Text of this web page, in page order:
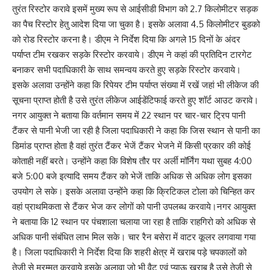
तुरंत रिस्टोर करावे इसमें मुख्य रूप से आईसीडी विभाग को 2.7 किलोमीटर सड़क
का पैच रिस्टोर हेतु आदेश दिया जा चुका है। इसके अलावा 4.5 किलोमीटर बुडको
को रोड रिस्टोर करना है। डीएम ने निर्देश दिया कि अगले 15 दिनों के अंदर
पर्याप्त टीम रखकर सड़के रिस्टोर करवाये। डीएम ने कहां की प्रतिदिन टारगेट
बनाकर सभी पदाधिकारी के साथ समन्वय करते हुए सड़के रिस्टोर करवाये।
इसके अलावा उन्होंने कहा कि रिपेयर टीम पर्याप्त संख्या में रखें जहां भी लीकेज की
सूचना प्राप्त होती है उसे तुरंत लीकेज आईडेंटिफाई करते हुए शॉर्ट आउट करावे।
नगर आयुक्त ने बताया कि वर्तमान समय में 22 स्थान पर चार-चार ट्रिप पानी
टैंकर से पानी भेजी जा रही है जिला पदाधिकारी ने कहा कि जिस स्थान से पानी का
डिमांड प्राप्त होता है वहां तुरंत टैंकर भेजें टैंकर भेजने में किसी प्रकार की कोई
कोताही नहीं बरते। उन्होंने कहा कि विशेष तौर पर अर्ली मॉर्निंग यथा सुबह 4:00
बजे 5:00 बजे इत्यादि समय टैंकर को भेजें ताकि अधिक से अधिक लोग इसका
उपयोग ले सके। इसके अलावा उन्होंने कहा कि क्रिटिकल टोला को चिन्हित कर
वहां प्राथमिकता से टैंकर भेज कर लोगों को पानी उपलब्ध करवाये।नगर आयुक्त
ने बताया कि 12 स्थान पर पंचशाला चलाया जा रहा है ताकि राहगिरो को अधिक से
अधिक पानी संबंधित लाभ मिल सके। चार रैन बसेरा में वाटर कूलर लगवाया गया
है। जिला पदाधिकारी ने निर्देश दिया कि शहरी क्षेत्र में खराब पड़े चपकालों को
तेजी से मरम्मत करवाये इसके अलावा जो भी वैट एवं प्याऊ खराब है उसे तेजी से